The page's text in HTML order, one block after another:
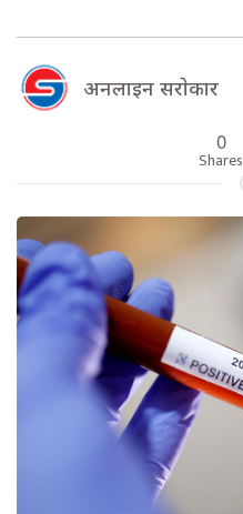
अनलाइन सराेकार
0
Shares